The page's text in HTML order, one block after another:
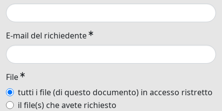
E-mail del richiedente
File
tutti i file (di questo documento) in accesso ristretto
il file(s) che avete richiesto